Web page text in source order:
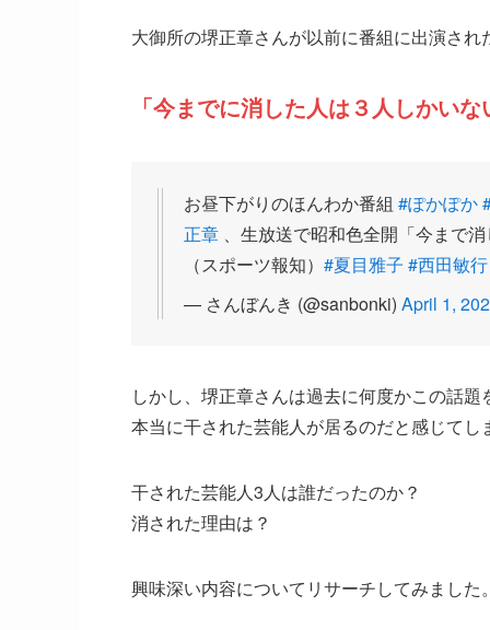
大御所の堺正章さんが以前に番組に出演され
「今までに消した人は３人しかい
お昼下がりのほんわか番組 #ぽかぽか
正章 、生放送で昭和色全開「今まで
（スポーツ報知） #夏目雅子 #西田敏行
— さんぼんき (@sanbonki) April 1,
しかし、堺正章さんは過去に何度かこの話
本当に干された芸能人が居るのだと感じてし
干された芸能人3人は誰だったのか？
消された理由は？
興味深い内容についてリサーチしてみました